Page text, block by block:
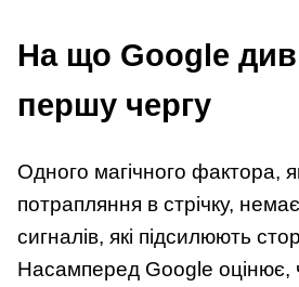
На що Google
першу чергу
Одного магічного фактора,
потрапляння в стрічку,
сигналів, які підсилюють
Насамперед Google оцінює,